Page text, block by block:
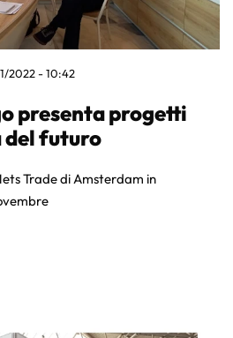
2022 - 10:42
presenta progetti
del futuro
Trade di Amsterdam in